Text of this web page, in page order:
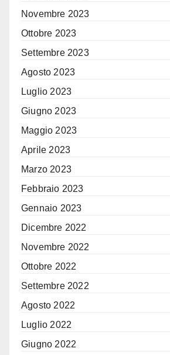
Novembre 2023
Ottobre 2023
Settembre 2023
Agosto 2023
Luglio 2023
Giugno 2023
Maggio 2023
Aprile 2023
Marzo 2023
Febbraio 2023
Gennaio 2023
Dicembre 2022
Novembre 2022
Ottobre 2022
Settembre 2022
Agosto 2022
Luglio 2022
Giugno 2022